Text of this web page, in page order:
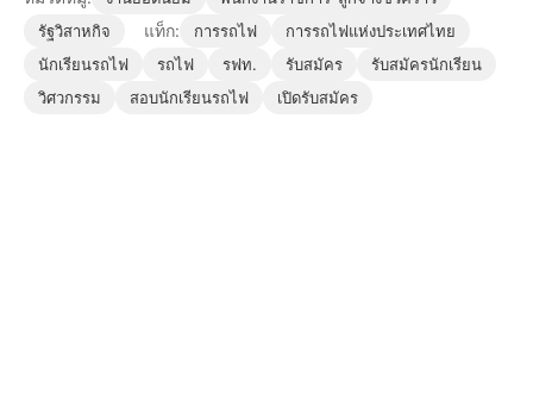
รัฐวิสาหกิจ
แท็ก: การรถไฟ
การรถไฟแห่งประเทศไทย
นักเรียนรถไฟ
รถไฟ รฟท. รับสมัคร
รับสมัครนักเรียน
วิศวกรรม
สอบนักเรียนรถไฟ เปิดรับสมัคร